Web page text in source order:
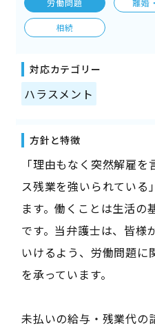
労働問題 離婚
相続
対応カテゴリー
ハラスメント
方針と特徴
「理由もなく突然解雇
ス残業を強いられている
ます。働くことは生活の
です。当弁護士は、皆様
いけるよう、労働問題に
を承っています。
未払いの給与・残業代の